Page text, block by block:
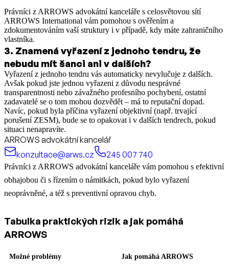
Právníci z ARROWS advokátní kanceláře s celosvětovou sítí
ARROWS International vám pomohou s ověřením a
zdokumentováním vaší struktury i v případě, kdy máte zahraničního
vlastníka.
3. Znamená vyřazení z jednoho tendru, že
nebudu mít šanci ani v dalších?
Vyřazení z jednoho tendru vás automaticky nevylučuje z dalších.
Avšak pokud jste jednou vyřazeni z důvodu nesprávné
transparentnosti nebo závažného profesního pochybení, ostatní
zadavatelé se o tom mohou dozvědět – má to reputační dopad.
Navíc, pokud byla příčina vyřazení objektivní (např. trvající
porušení ZESM), bude se to opakovat i v dalších tendrech, pokud
situaci nenapravíte.
ARROWS advokátní kancelář
konzultace@arws.cz
245 007 740
Právníci z ARROWS advokátní kanceláře vám pomohou s efektivní
obhajobou či s řízením o námitkách, pokud bylo vyřazení
neoprávněné, a též s preventivní opravou chyb.
Tabulka praktických rizik a jak pomáhá
ARROWS
Možné problémy Jak pomáhá ARROWS